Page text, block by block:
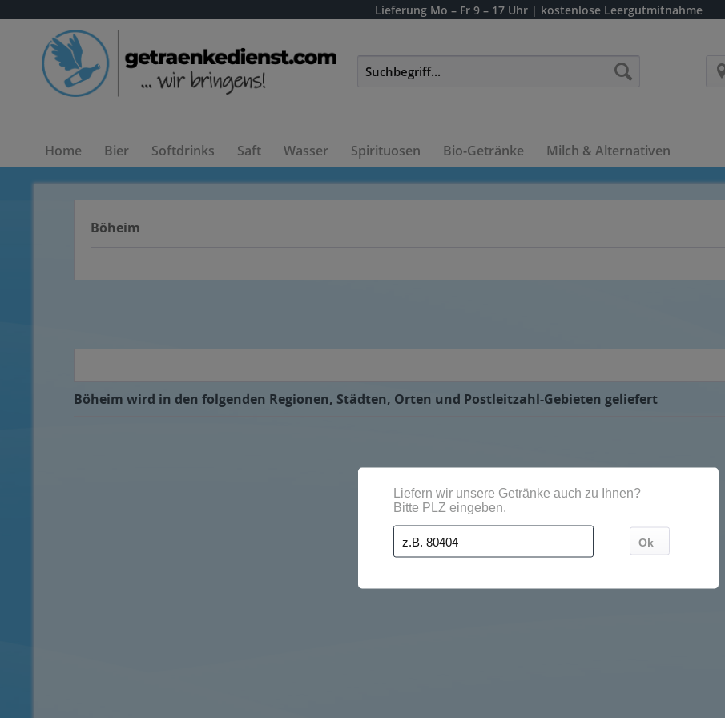
Lieferung Mo – Fr 9 – 17 Uhr | kostenlose Leergutmitnahme
Home Bier Softdrinks Saft Wasser Spirituosen Bio-Getränke Milch & Alternativen
Böheim
Böheim wird in den folgenden Regionen, Städten, Orten und Postleitzahl-Gebieten geliefert